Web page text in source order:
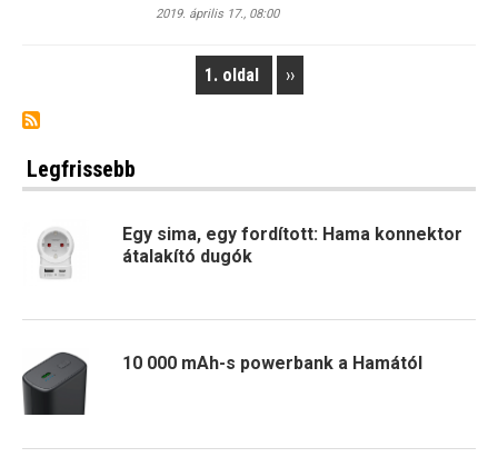
2019. április 17., 08:00
1. oldal
Next
page
››
Legfrissebb
Egy sima, egy fordított: Hama konnektor
átalakító dugók
10 000 mAh-s powerbank a Hamától